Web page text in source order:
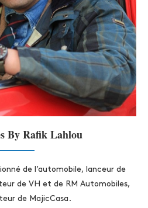
By Rafik Lahlou
de l’automobile, lanceur de
de VH et de RM Automobiles,
de MajicCasa.